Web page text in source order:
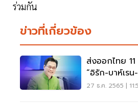
ร่วมกัน
ข่าวที่เกี่ยวข้อง
ส่งออกไทย
“อิรัก-บาห์เร
27 ธ.ค. 2565 |